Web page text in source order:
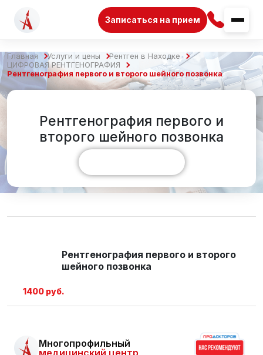
Записаться на прием
Главная Услуги и цены
Рентген в Находке
ЦИФРОВАЯ РЕНТГЕНОГРАФИЯ
Рентгенография первого и второго шейного позвонка
Рентгенография первого и
второго шейного позвонка
Рентгенография первого и второго
шейного позвонка
1400 руб.
Многопрофильный
медицинский центр